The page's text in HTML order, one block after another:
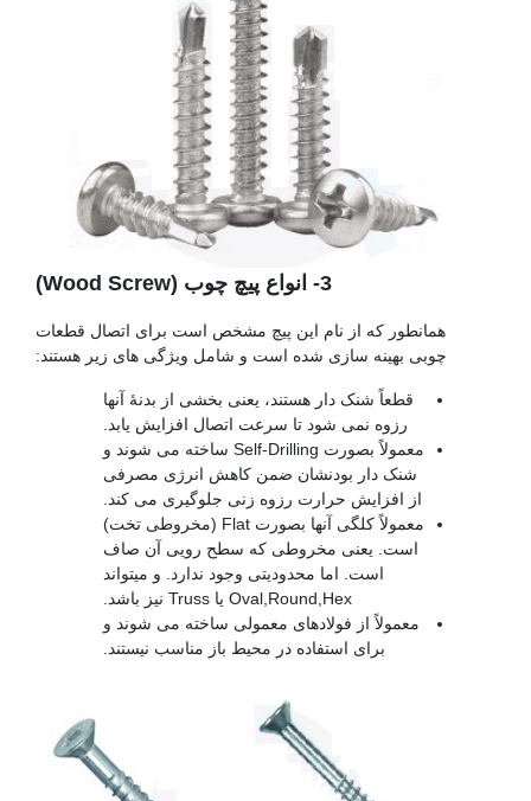
3- انواع پیچ چوب (Wood Screw)
همانطور که از نام این پیچ مشخص است برای اتصال قطعات
چوبی بهینه سازی شده است و شامل ویژگی های زیر هستند:
قطعاً شنک دار هستند، یعنی بخشی از بدنۀ آنها
رزوه نمی شود تا سرعت اتصال افزایش یابد.
معمولاً بصورت Self-Drilling ساخته می شوند و
شنک دار بودنشان ضمن کاهش انرژی مصرفی
از افزایش حرارت رزوه زنی جلوگیری می کند.
معمولاً کلگی آنها بصورت Flat (مخروطی تخت)
است. یعنی مخروطی که سطح رویی آن صاف
است. اما محدودیتی وجود ندارد. و میتواند
Oval,Round,Hex یا Truss نیز باشد.
معمولاً از فولادهای معمولی ساخته می شوند و
برای استفاده در محیط باز مناسب نیستند.